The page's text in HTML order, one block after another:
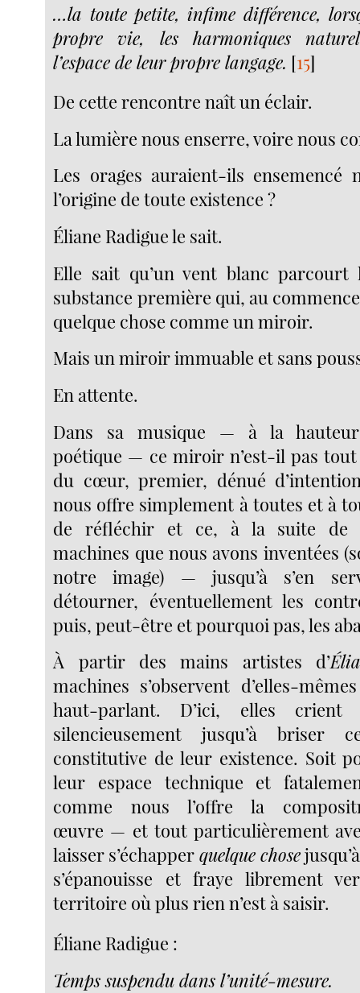
…la toute petite, infime différence,
propre vie, les harmoniques
l’espace de leur propre langage. [15]
De cette rencontre naît un éclair.
La lumière nous enserre, voire nous
Les orages auraient-ils
l’origine de toute existence ?
Éliane Radigue le sait.
Elle sait qu’un vent blanc
substance première qui, au
quelque chose comme un miroir.
Mais un miroir immuable et sans
En attente.
Dans sa musique — à la
poétique — ce miroir n’est-il pas
du cœur, premier, dénué
nous offre simplement à toutes et à
de réfléchir et ce, à la suite de
machines que nous avons inventées
notre image) — jusqu’à s’en
détourner, éventuellement les
puis, peut-être et pourquoi pas, les
À partir des mains artistes d’
machines s’observent d’elles-
haut-parlant. D’ici, elles crient
silencieusement jusqu’à briser
constitutive de leur existence. Soit
leur espace technique et
comme nous l’offre la
œuvre — et tout particulièrement
laisser s’échapper quelque chose
s’épanouisse et fraye librement
territoire où plus rien n’est à saisir.
Éliane Radigue :
Temps suspendu dans l’unité-mesure.